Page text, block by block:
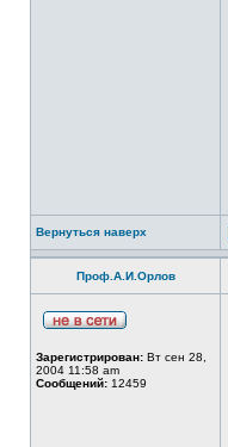
Вернуться наверх
Проф.А.И.Орлов
Зарегистрирован: Вт сен 28,
2004 11:58 am
Сообщений: 12459